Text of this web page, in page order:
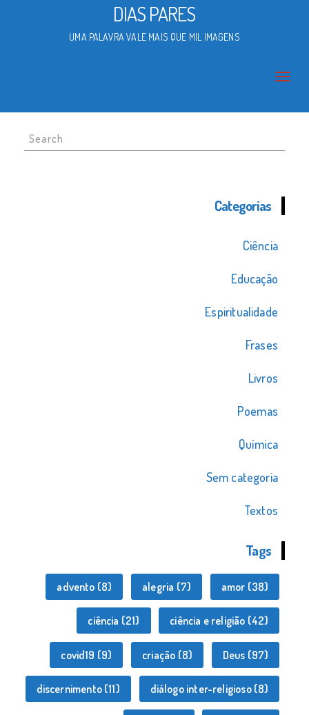
DIAS PARES
UMA PALAVRA VALE MAIS QUE MIL IMAGENS
Search
for:
Categorias
Ciência
Educação
Espiritualidade
Frases
Livros
Poemas
Química
Sem categoria
Textos
Tags
advento (8) alegria (7) amor (38)
ciência (21) ciência e religião (42)
covid19 (9) criação (8) Deus (97)
discernimento(11) diálogo inter-religioso(8)